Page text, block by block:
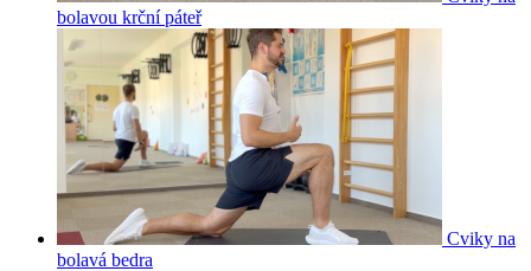
bolavou krční páteř
Cviky na
bolavá bedra